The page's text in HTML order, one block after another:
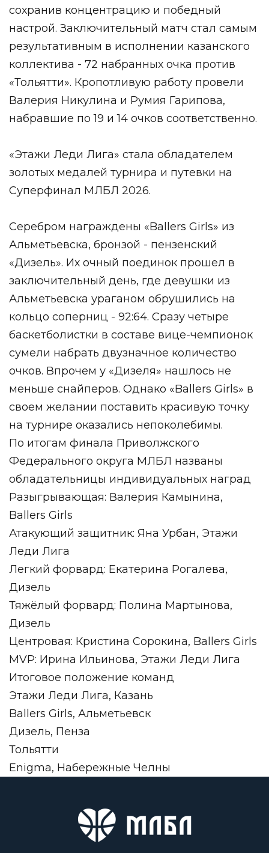
сохранив концентрацию и победный
настрой. Заключительный матч стал самым
результативным в исполнении казанского
коллектива - 72 набранных очка против
«Тольятти». Кропотливую работу провели
Валерия Никулина и Румия Гарипова,
набравшие по 19 и 14 очков соответственно.
«Этажи Леди Лига» стала обладателем
золотых медалей турнира и путевки на
Суперфинал МЛБЛ 2026.
Серебром награждены «Ballers Girls» из
Альметьевска, бронзой - пензенский
«Дизель». Их очный поединок прошел в
заключительный день, где девушки из
Альметьевска ураганом обрушились на
кольцо соперниц - 92:64. Сразу четыре
баскетболистки в составе вице-чемпионок
сумели набрать двузначное количество
очков. Впрочем у «Дизеля» нашлось не
меньше снайперов. Однако «Ballers Girls» в
своем желании поставить красивую точку
на турнире оказались непоколебимы.
По итогам финала Приволжского
Федерального округа МЛБЛ названы
обладательницы индивидуальных наград
Разыгрывающая: Валерия Камынина,
Ballers Girls
Атакующий защитник: Яна Урбан, Этажи
Леди Лига
Легкий форвард: Екатерина Рогалева,
Дизель
Тяжёлый форвард: Полина Мартынова,
Дизель
Центровая: Кристина Сорокина, Ballers Girls
MVP: Ирина Ильинова, Этажи Леди Лига
Итоговое положение команд
Этажи Леди Лига, Казань
Ballers Girls, Альметьевск
Дизель, Пенза
Тольятти
Enigma, Набережные Челны